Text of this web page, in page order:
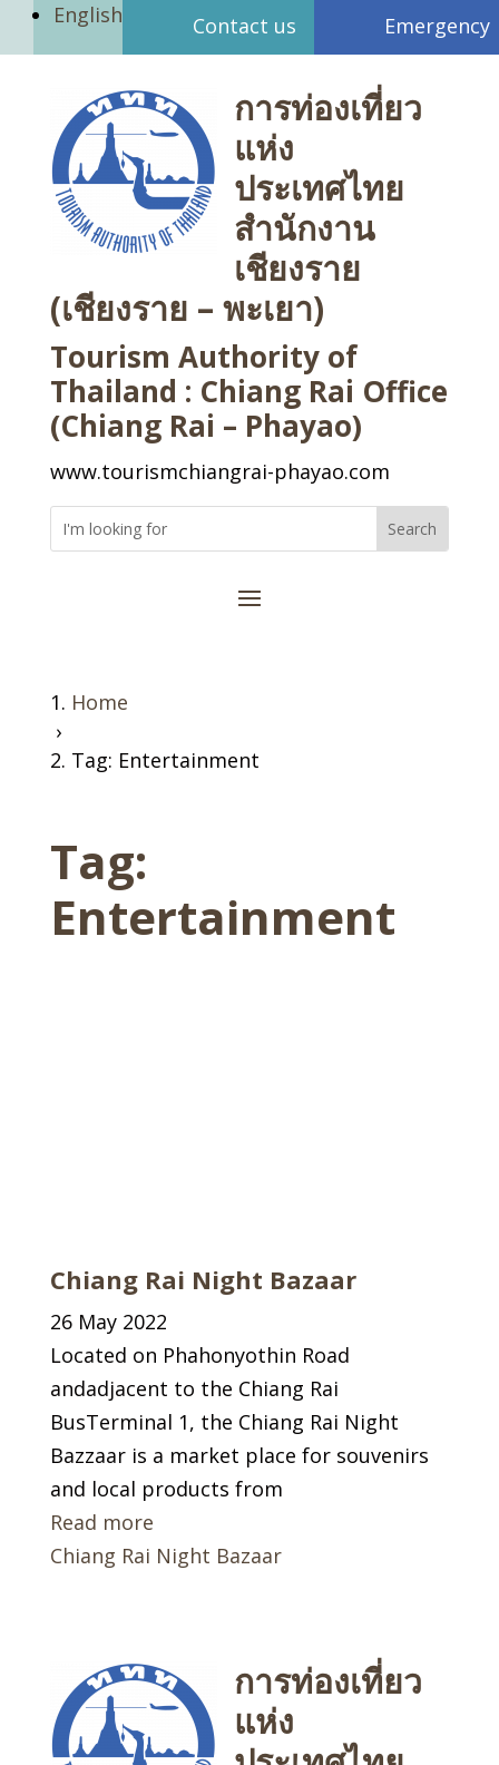
English Contact us Emergency
การท่องเที่ยว
แห่ง
ประเทศไทย
สำนักงาน
เชียงราย
(เชียงราย – พะเยา)
Tourism Authority of
Thailand : Chiang Rai Office
(Chiang Rai – Phayao)
www.tourismchiangrai-phayao.com
Home
›
Tag: Entertainment
Tag:
Entertainment
Chiang Rai Night Bazaar
26 May 2022
Located on Phahonyothin Road
andadjacent to the Chiang Rai
BusTerminal 1, the Chiang Rai Night
Bazzaar is a market place for souvenirs
and local products from
Read more
Chiang Rai Night Bazaar
การท่องเที่ยว
แห่ง